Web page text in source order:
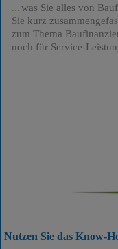
was Sie alles von
Sie kurz
zum Thema
noch für Service-
Nutzen Sie das Know-